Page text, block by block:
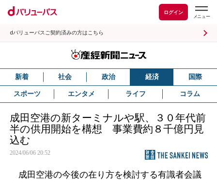
ログイン
dバリューパスご契約済みの方はこちら
新着 社会 政治 経済 国際
スポーツ エンタメ ライフ コラム
成田空港の新ターミナルや駅、３０年代前
半の供用開始を構想 事業費約８千億円見
込む
2024/06/06 20:52
成田空港の今後の在り方を検討する有識者会議